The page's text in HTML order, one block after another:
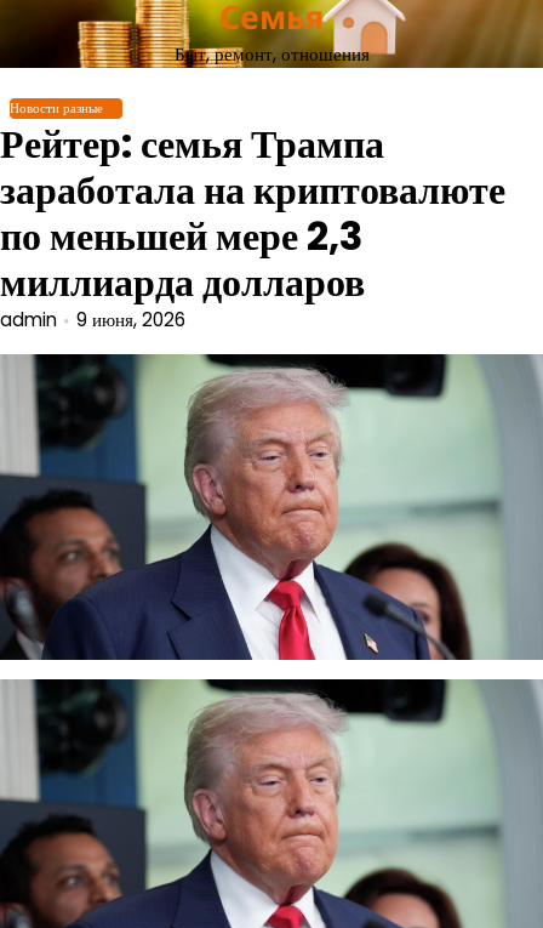
Перейти
содержимому
Семья
Быт, ремонт, отношения
Новости разные
Рейтер: семья Трампа
заработала на криптовалюте
по меньшей мере 2,3
миллиарда долларов
admin 9 июня, 2026